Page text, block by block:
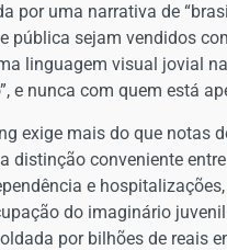
por uma narrativa de
pública sejam vendidos
linguagem visual jovial
e nunca com quem está
exige mais do que notas
distinção conveniente
e
do imaginário
por bilhões de reais